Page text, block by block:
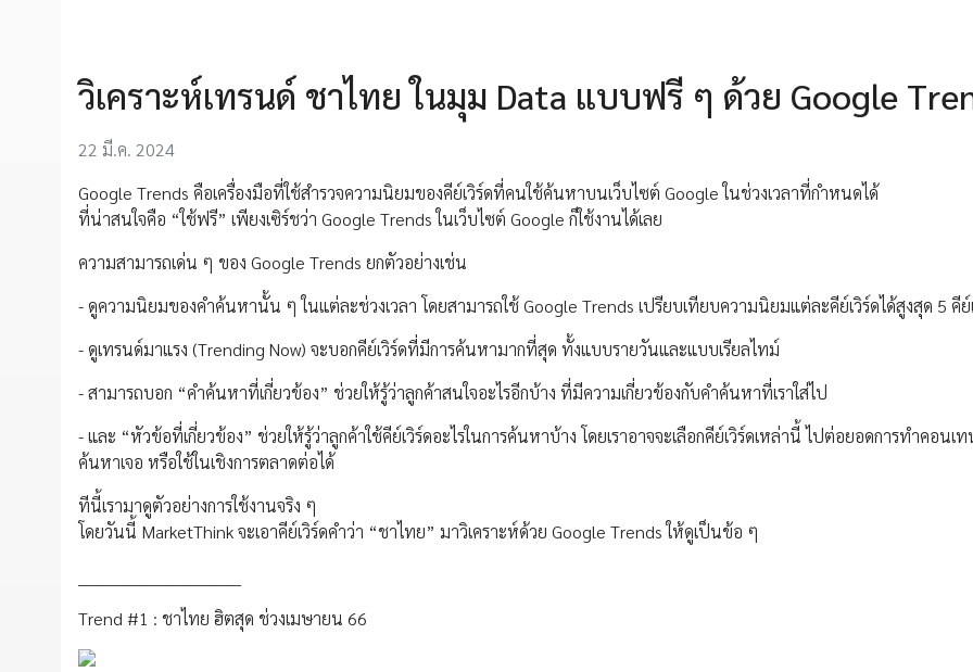
วิเคราะห์เทรนด์ ชาไทย ในมุม Data แบบฟรี ๆ ด้วย Google
22 มี.ค. 2024
Google Trends คือเครื่องมือที่ใช้สำรวจความนิยมของคีย์เวิร์ดที่คนใช้ค้นหาบนเว็บไซต์ Google ในช่วงเวลาที่กำหนดได้
ที่น่าสนใจคือ “ใช้ฟรี” เพียงเซิร์ชว่า Google Trends ในเว็บไซต์ Google ก็ใช้งานได้เลย
ความสามารถเด่น ๆ ของ Google Trends ยกตัวอย่างเช่น
- ดูความนิยมของคำค้นหานั้น ๆ ในแต่ละช่วงเวลา โดยสามารถใช้ Google Trends เปรียบเทียบความนิยมแต่ละคีย์เวิร์ดได้สูงสุด 5 คีย์
- ดูเทรนด์มาแรง (Trending Now) จะบอกคีย์เวิร์ดที่มีการค้นหามากที่สุด ทั้งแบบรายวันและแบบเรียลไทม์
- สามารถบอก “คำค้นหาที่เกี่ยวข้อง” ช่วยให้รู้ว่าลูกค้าสนใจอะไรอีกบ้าง ที่มีความเกี่ยวข้องกับคำค้นหาที่เราใส่ไป
- และ “หัวข้อที่เกี่ยวข้อง” ช่วยให้รู้ว่าลูกค้าใช้คีย์เวิร์ดอะไรในการค้นหาบ้าง โดยเราอาจจะเลือกคีย์เวิร์ดเหล่านี้ ไปต่อยอดการทำคอนเ
ค้นหาเจอ หรือใช้ในเชิงการตลาดต่อได้
ทีนี้เรามาดูตัวอย่างการใช้งานจริง ๆ
โดยวันนี้ MarketThink จะเอาคีย์เวิร์ดคำว่า “ชาไทย” มาวิเคราะห์ด้วย Google Trends ให้ดูเป็นข้อ ๆ
Trend #1 : ชาไทย ฮิตสุด ช่วงเมษายน 66